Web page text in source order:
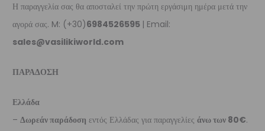
Η παραγγελία σας θα αποσταλεί την πρώτη εργάσιμη ημέρα μετά την
αγορά σας. M: (+30)6984526595 | Email:
sales@vasilikiworld.com
ΠΑΡΑΔΟΣΗ
Ελλάδα
– Δωρεάν παράδοση εντός Ελλάδας για παραγγελίες άνω των 80€.